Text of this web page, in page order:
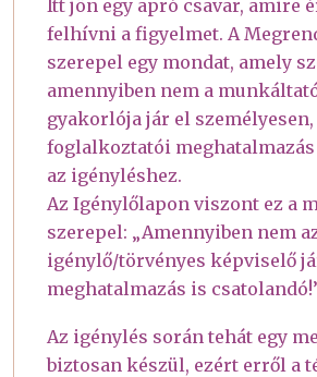
Itt jön egy apró csavar, amire
felhívni a figyelmet. A
szerepel egy mondat, amely
amennyiben nem a
gyakorlója jár el személyesen,
foglalkoztatói
az igényléshez.
Az Igénylőlapon viszont ez a
szerepel: „Amennyiben nem
igénylő/törvényes képviselő
meghatalmazás is
Az igénylés során tehát egy
biztosan készül, ezért erről a